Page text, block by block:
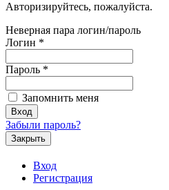
Авторизируйтесь, пожалуйста.
Неверная пара логин/пароль
Логин *
Пароль *
Запомнить меня
Забыли пароль?
Закрыть
Вход
Регистрация